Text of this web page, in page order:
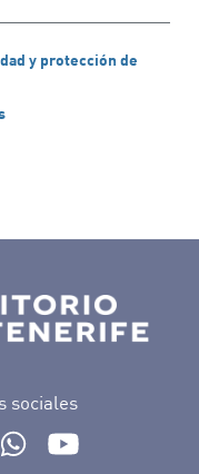
y protección de
sociales
de Tenerife en Facebook
Auditorio de Tenerife en
perfil de Auditorio de
Ir al Boletín Whatsapp